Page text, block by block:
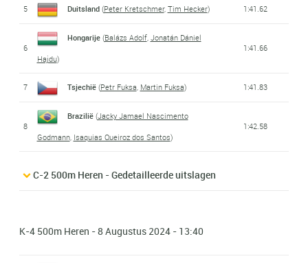
5 Duitsland(Peter Kretschmer, Tim Hecker) 1:41.62
6
Hongarije(Balázs Adolf, Jonatán Dániel
Hajdu)
1:41.66
7 Tsjechië(Petr Fuksa, Martin Fuksa) 1:41.83
8
Brazilië(Jacky Jamael Nascimento
Godmann, Isaquias Queiroz dos Santos)
1:42.58
C-2 500m Heren - Gedetailleerde uitslagen
K-4 500m Heren - 8 Augustus 2024 - 13:40